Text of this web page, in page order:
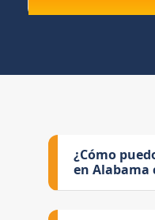
¿Cómo
en Alabama